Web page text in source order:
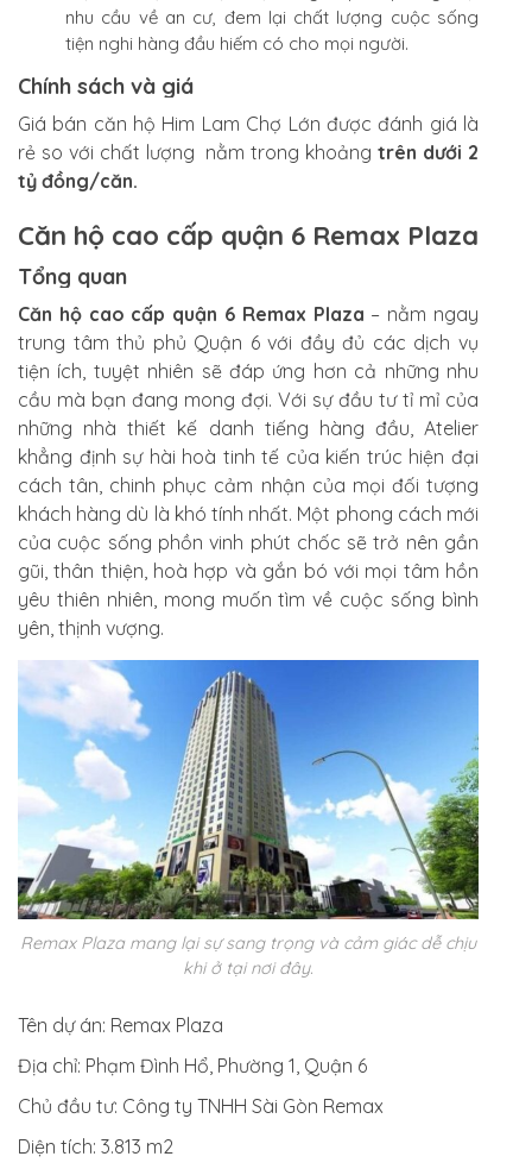
nhu cầu về an cư, đem lại chất lượng cuộc sống
tiện nghi hàng đầu hiếm có cho mọi người.
Chính sách và giá
Giá bán căn hộ Him Lam Chợ Lớn được đánh giá là
rẻ so với chất lượng nằm trong khoảng trên dưới 2
tỷ đồng/căn.
Căn hộ cao cấp quận 6 Remax Plaza
Tổng quan
Căn hộ cao cấp quận 6 Remax Plaza – nằm ngay
trung tâm thủ phủ Quận 6 với đầy đủ các dịch vụ
tiện ích, tuyệt nhiên sẽ đáp ứng hơn cả những nhu
cầu mà bạn đang mong đợi. Với sự đầu tư tỉ mỉ của
những nhà thiết kế danh tiếng hàng đầu, Atelier
khẳng định sự hài hoà tinh tế của kiến trúc hiện đại
cách tân, chinh phục cảm nhận của mọi đối tượng
khách hàng dù là khó tính nhất. Một phong cách mới
của cuộc sống phồn vinh phút chốc sẽ trở nên gần
gũi, thân thiện, hoà hợp và gắn bó với mọi tâm hồn
yêu thiên nhiên, mong muốn tìm về cuộc sống bình
yên, thịnh vượng.
Remax Plaza mang lại sự sang trọng và cảm giác dễ chịu
khi ở tại nơi đây.
Tên dự án: Remax Plaza
Địa chỉ: Phạm Đình Hổ, Phường 1, Quận 6
Chủ đầu tư: Công ty TNHH Sài Gòn Remax
Diện tích: 3.813 m2